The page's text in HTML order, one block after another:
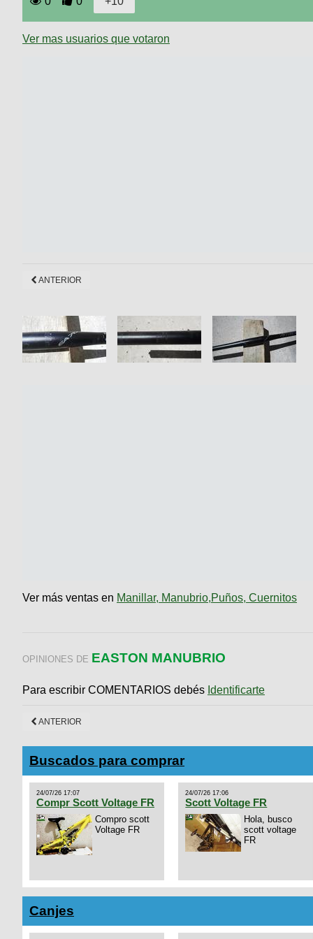
Ver mas usuarios que votaron
ANTERIOR
Ver más ventas en Manillar, Manubrio,Puños, Cuernitos
OPINIONES DE EASTON MANUBRIO
Para escribir COMENTARIOS debés Identificarte
ANTERIOR
Buscados para comprar
24/07/26 17:07
Compr Scott Voltage FR
Compro scott
Voltage FR
24/07/26 17:06
Scott Voltage FR
Hola, busco
scott voltage
FR
Canjes